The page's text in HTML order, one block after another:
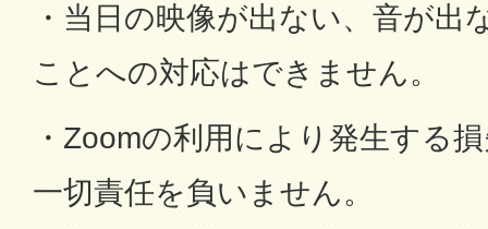
・当日の映像が出ない、音が出
ことへの対応はできません。
・Zoomの利用により発生する
一切責任を負いません。